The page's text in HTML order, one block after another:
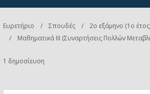
Ευρετήριο Σπουδές
2ο εξάμηνο (1ο
Μαθηματικά ΙΙΙ (Συναρτήσεις Πολλών
1 δημοσίευση